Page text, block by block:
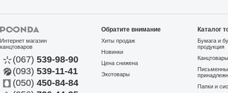
Интернет магазин
канцтоваров
(067) 539-98-90
(093) 539-11-41
(050) 450-84-84
Обратите внимание
Хиты продаж
Новинки
Цена снижена
Экотовары
Каталог
Бумага и
продукция
Папки и